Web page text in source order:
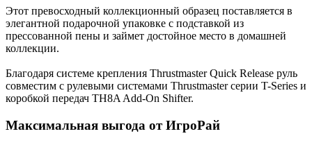
Этот превосходный коллекционный образец поставляется в
элегантной подарочной упаковке с подставкой из
прессованной пены и займет достойное место в домашней
коллекции.
Благодаря системе крепления Thrustmaster Quick Release руль
совместим с рулевыми системами Thrustmaster серии T-Series и
коробкой передач TH8A Add-On Shifter.
Максимальная выгода от ИгроРай